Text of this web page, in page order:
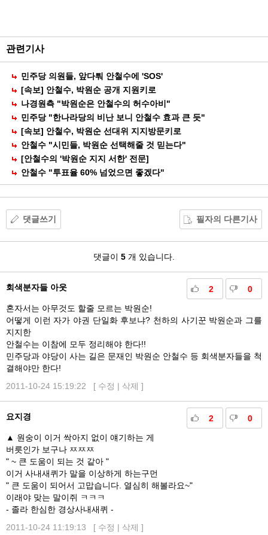
공
유
관련기사
민주당 의원들, 앞다퉈 안철수에 'SOS'
[속보] 안철수, 박원순 공개 지원키로
나경원측 "박원순은 안철수의 허수아비"
민주당 "한나라당의 비난 보니 안철수 효과 큰 듯"
[속보] 안철수, 박원순 선대위 지지방문키로
안철수 "시민들, 박원순 선택해줄 것 믿는다"
[안철수의 '박원순 지지 서한' 전문]
안철수 "투표율 60% 넘었으면 좋겠다"
댓글쓰기 필자의 다른기사
글
댓글이 5 개 있습니다.
2 0
회색분자들 아웃
혼자서는 아무것도 할줄 모르는 박원순!
어떻게 이런 자가 야권 단일화 후보냐? 천하의 사기꾼 박원순과 그를
지지한
안철수는 이참에 모두 정리해야 한다!!
민주당과 야당이 사는 길은 문재인 박원순 안철수 등 회색분자들을 척
결해야만 한다!
2011-10-24 15:19:22 [ 수정 | 삭제 ]
2 0
요지경
▲ 원숭이 이거 싹아지 없이 얘기하는 게
버릇인가 보구나 ㅉㅉㅉ
" ~ 큰 도움이 되는 것 같아 "
이거 사내새퀴가 말을 이상하게 하는구먼
" 큰 도움이 되어서 고맙습니다. 열심히 해볼라요~"
이래야 맞는 말이쥐 ㅋㅋㅋ
- 졸라 한심한 경상사내새퀴 -
2011-10-24 11:19:13 [ 수정 | 삭제 ]